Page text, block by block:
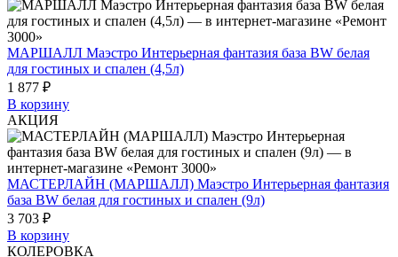
МАРШАЛЛ Маэстро Интерьерная фантазия база BW белая
для гостиных и спален (4,5л)
1 877 ₽
В корзину
АКЦИЯ
МАСТЕРЛАЙН (МАРШАЛЛ) Маэстро Интерьерная фантазия
база BW белая для гостиных и спален (9л)
3 703 ₽
В корзину
КОЛЕРОВКА